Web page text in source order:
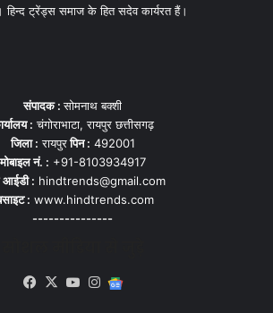
हिन्द ट्रेंड्स समाज के हित सदेव कार्यरत हैं।
संपादक :सोमनाथ बक्शी
: चंगोराभाटा, रायपुर छत्तीसगढ़
जिला : रायपुरपिन : 492001
मोबाइल नं. : +91-8103934917
: hindtrends@gmail.com
: www.hindtrends.com
---------------
Facebook
X YouTubeInstagram